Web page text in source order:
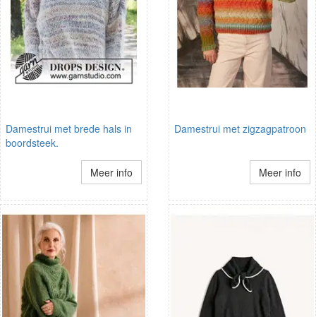
Damestrui met brede hals in
boordsteek.
Meer info
Damestrui met zigzagpatroon
Meer info